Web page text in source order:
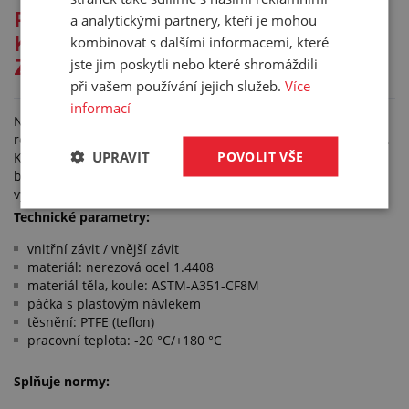
Podrobný popis pro: KULOVÝ
KOHOUT S VNITŘNÍM A VNĚJŠÍM
ZÁVITEM – NEREZ
Nerezové kulové kohouty s plným průtokem jsou určené pro
rozvody v potravinářském průmyslu a pro rozvody pitné vody.
Kohouty se ovládají páčkou. Páku je možné uzamknout
bezpečnostní západkou. Provedení kohoutu zabraňuje
vystřelení hřídele při přetlakování.
Technické parametry:
vnitřní závit / vnější závit
materiál: nerezová ocel 1.4408
materiál těla, koule: ASTM-A351-CF8M
páčka s plastovým návlekem
těsnění: PTFE (teflon)
pracovní teplota: -20 °C/+180 °C
Splňuje normy:
a analytickými partnery, kteří je mohou
kombinovat s dalšími informacemi, které
jste jim poskytli nebo které shromáždili
při vašem používání jejich služeb.Více
informací
POVOLIT VŠE
UPRAVIT